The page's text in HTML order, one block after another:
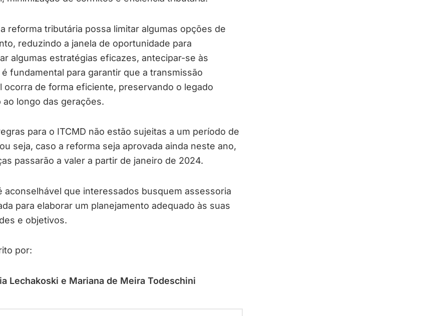
reforma tributária possa limitar algumas opções de
reduzindo a janela de oportunidade para
algumas estratégias eficazes, antecipar-se às
fundamental para garantir que a transmissão
ocorra de forma eficiente, preservando o legado
ao longo das gerações.
para o ITCMD não estão sujeitas a um período de
seja, caso a reforma seja aprovada ainda neste ano,
passarão a valer a partir de janeiro de 2024.
aconselhável que interessados busquem assessoria
para elaborar um planejamento adequado às suas
e objetivos.
por:
Lechakoski e Mariana de Meira Todeschini